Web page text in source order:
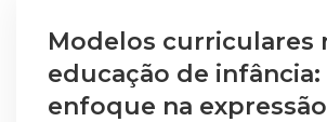
Modelos curriculares
educação de infância:
enfoque na expressão